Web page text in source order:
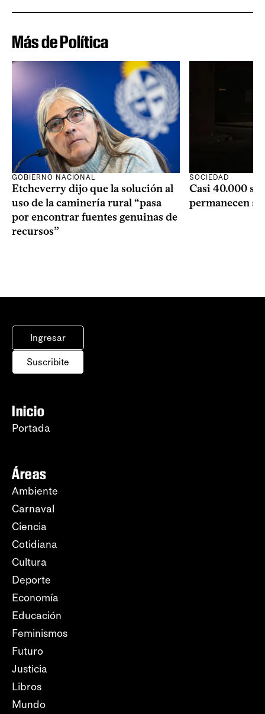
Más de Política
GOBIERNO NACIONAL
Etcheverry dijo que la solución al
uso de la caminería rural “pasa
por encontrar fuentes genuinas de
recursos”
SOCIEDAD
Casi 40.000
permanecen
Ingresar
Suscribite
Inicio
Portada
Áreas
Ambiente
Carnaval
Ciencia
Cotidiana
Cultura
Deporte
Economía
Educación
Feminismos
Futuro
Justicia
Libros
Mundo